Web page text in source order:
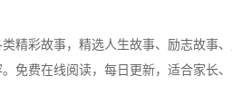
精彩故事，精选人生故事、励志故事
免费在线阅读，每日更新，适合家长